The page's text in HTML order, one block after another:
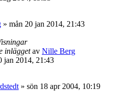
» mån 20 jan 2014, 21:43
inläggetav Nille Berg
jan 2014, 21:43
» sön 18 apr 2004, 10:19